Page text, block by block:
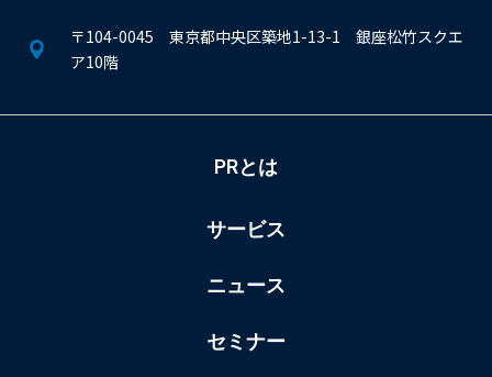
〒104-0045 東京都中央区築地1-13-1 銀座松竹スクエ
ア10階
PRとは
サービス
ニュース
セミナー